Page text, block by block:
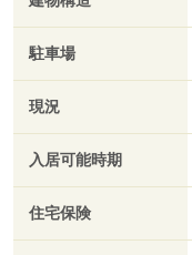
駐車場
現況
入居可能時期
住宅保険